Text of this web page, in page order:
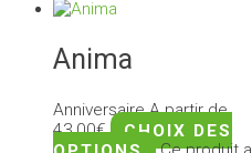
Anima
AnniversaireA partir de
43,00€
CHOIX DES